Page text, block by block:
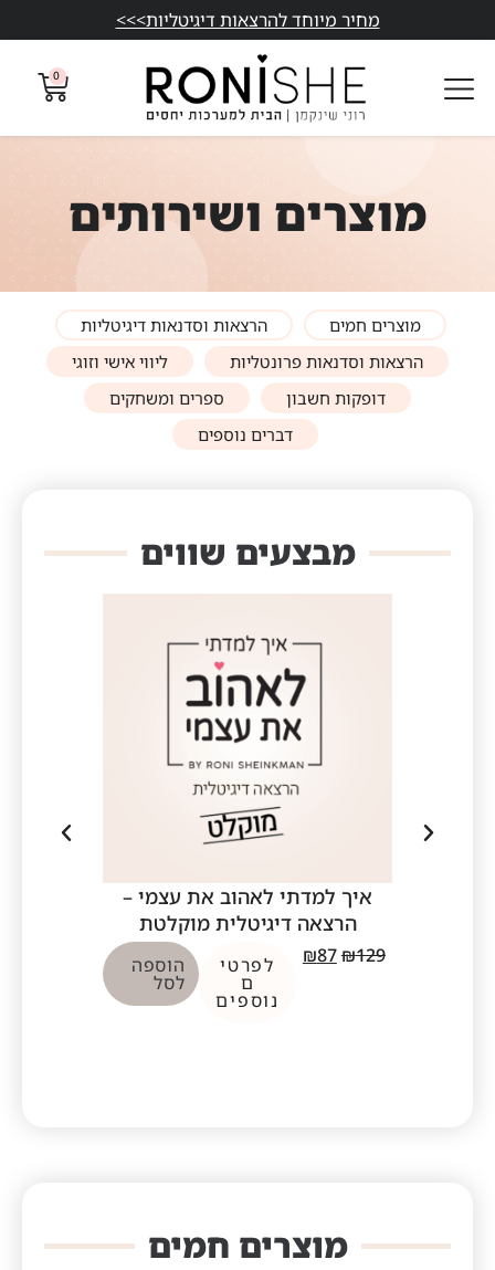
מחיר מיוחד להרצאות דיגיטליות>>>
0
מוצרים ושירותים
מוצרים חמים
הרצאות וסדנאות דיגיטליות
הרצאות וסדנאות פרונטליות
ליווי אישי וזוגי
דופקות חשבון
ספרים ומשחקים
דברים נוספים
מבצעים שווים
איך למדתי לאהוב את עצמי –
הרצאה דיגיטלית מוקלטת
₪129
₪87 לפרטי
ם
נוספים
הוספה
לסל
מוצרים חמים